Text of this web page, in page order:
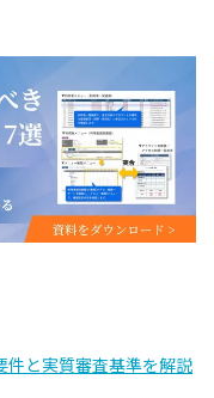
件と実質審査基準を解説